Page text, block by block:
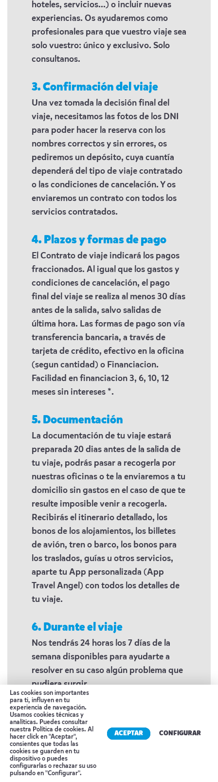
hoteles, servicios...) o incluir nuevas
experiencias. Os ayudaremos como
profesionales para que vuestro viaje sea
solo vuestro: único y exclusivo. Solo
consultanos.
3. Confirmación del viaje
Una vez tomada la decisión final del
viaje, necesitamos las fotos de los DNI
para poder hacer la reserva con los
nombres correctos y sin errores, os
pediremos un depósito, cuya cuantía
dependerá del tipo de viaje contratado
o las condiciones de cancelación. Y os
enviaremos un contrato con todos los
servicios contratados.
4. Plazos y formas de pago
El Contrato de viaje indicará los pagos
fraccionados. Al igual que los gastos y
condiciones de cancelación, el pago
final del viaje se realiza al menos 30 días
antes de la salida, salvo salidas de
última hora. Las formas de pago son vía
transferencia bancaria, a través de
tarjeta de crédito, efectivo en la oficina
(segun cantidad) o Financiacion.
Facilidad en financiacion 3, 6, 10, 12
meses sin intereses *.
5. Documentación
La documentación de tu viaje estará
preparada 20 dias antes de la salida de
tu viaje, podrás pasar a recogerla por
nuestras oficinas o te la enviaremos a tu
domicilio sin gastos en el caso de que te
resulte imposible venir a recogerla.
Recibirás el itinerario detallado, los
bonos de los alojamientos, los billetes
de avión, tren o barco, los bonos para
los traslados, guías u otros servicios,
aparte tu App personalizada (App
Travel Angel) con todos los detalles de
tu viaje.
6. Durante el viaje
Nos tendrás 24 horas los 7 días de la
semana disponibles para ayudarte a
resolver en su caso algún problema que
pudiera surgir.
7. De regreso
Agradeceremos nos contéis vuestras
experiencias e impresiones, todas ellas
nos ayudan a mejorar. Experiencias que
también podéis compartir en nuestras
Reserva tu cita
Las cookies son importantes
para ti, influyen en tu
experiencia de navegación.
Usamos cookies técnicas y
analíticas. Puedes consultar
nuestra Política de cookies. Al
hacer click en "Aceptar",
consientes que todas las
cookies se guarden en tu
dispositivo o puedes
configurarlas o rechazar su uso
pulsando en "Configurar".
ACEPTAR CONFIGURAR